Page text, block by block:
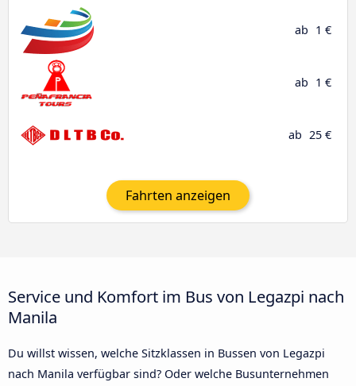
ab 1 €
ab 1 €
ab 25 €
Fahrten anzeigen
Service und Komfort im Bus von Legazpi nach
Manila
Du willst wissen, welche Sitzklassen in Bussen von Legazpi
nach Manila verfügbar sind? Oder welche Busunternehmen